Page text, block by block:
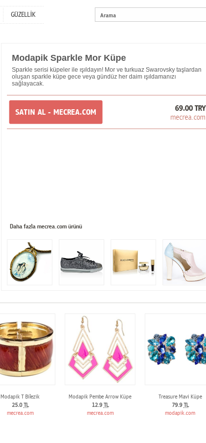
GÜZELLİK
Modapik Sparkle Mor Küpe
Sparkle serisi küpeler ile ışıldayın! Mor ve turkuaz Swarovsky taşlardan
oluşan sparkle küpe gece veya gündüz her daim ışıldamanızı
sağlayacak.
SATIN AL - MECREA.COM 69.00 TRY
mecrea.com
Daha fazla mecrea.com ürünü
Modapik T Bilezik
25.0 TL
mecrea.com
Modapik Pembe Arrow Küpe
12.9 TL
mecrea.com
Treasure Mavi Küpe
79.9 TL
modapik.com